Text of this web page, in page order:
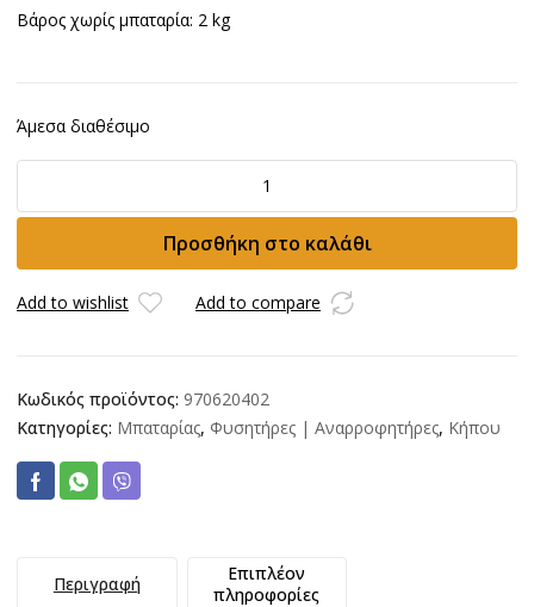
Βάρος χωρίς μπαταρία: 2 kg
Άμεσα διαθέσιμο
B8X
ποσότητα
Προσθήκη στο καλάθι
Add to wishlist Add to compare
Κωδικός προϊόντος: 970620402
Κατηγορίες: Μπαταρίας, Φυσητήρες | Αναρροφητήρες, Κήπου
Περιγραφή
Επιπλέον
πληροφορίες